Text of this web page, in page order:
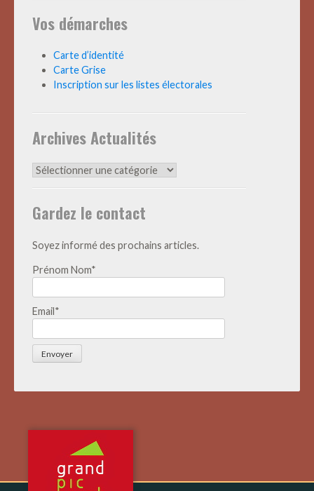
Vos démarches
Carte d’identité
Carte Grise
Inscription sur les listes électorales
Archives Actualités
Archives
Gardez le contact
Soyez informé des prochains articles.
Prénom Nom*
Email*